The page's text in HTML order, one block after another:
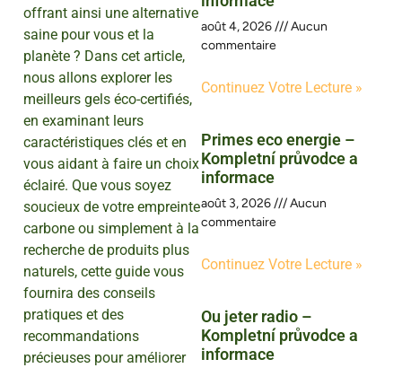
offrant ainsi une alternative
saine pour vous et la
planète ? Dans cet article,
nous allons explorer les
meilleurs gels éco-certifiés,
en examinant leurs
caractéristiques clés et en
vous aidant à faire un choix
éclairé. Que vous soyez
soucieux de votre empreinte
carbone ou simplement à la
recherche de produits plus
naturels, cette guide vous
fournira des conseils
pratiques et des
recommandations
précieuses pour améliorer
août 4, 2026
Aucun
commentaire
Continuez Votre Lecture »
Primes eco energie –
Kompletní průvodce a
informace
août 3, 2026
Aucun
commentaire
Continuez Votre Lecture »
Ou jeter radio –
Kompletní průvodce a
informace